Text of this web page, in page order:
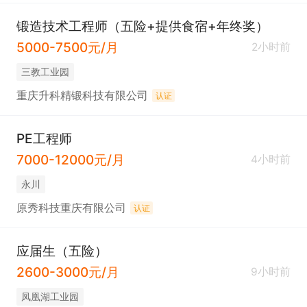
锻造技术工程师（五险+提供食宿+年终奖）
5000-7500元/月
2小时前
三教工业园
重庆升科精锻科技有限公司 认证
PE工程师
7000-12000元/月
4小时前
永川
原秀科技重庆有限公司 认证
应届生（五险）
2600-3000元/月
9小时前
凤凰湖工业园